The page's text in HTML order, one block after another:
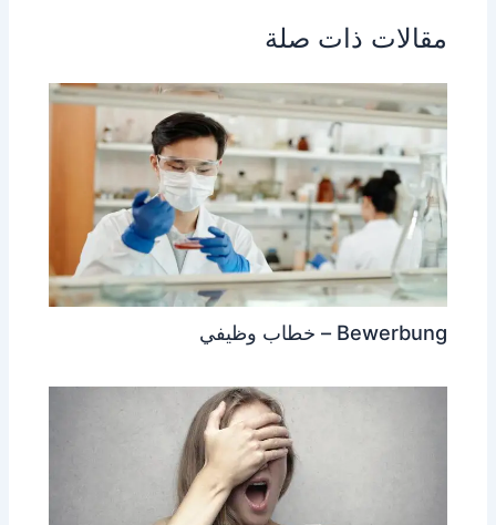
o
o
k
g
er
p
p
مقالات ذات صلة
Bewerbung – خطاب وظيفي